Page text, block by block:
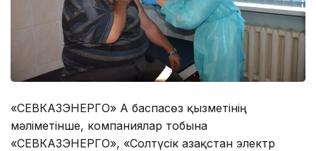
«СЕВКАЗЭНЕРГО» АҚ баспасөз қызметінің
мәліметінше, компаниялар тобына
«СЕВКАЗЭНЕРГО», «Солтүсік Қазақстан электр